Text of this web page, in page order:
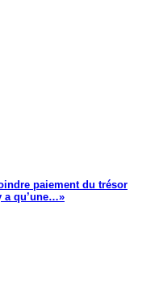
paiement du trésor
a qu’une…»